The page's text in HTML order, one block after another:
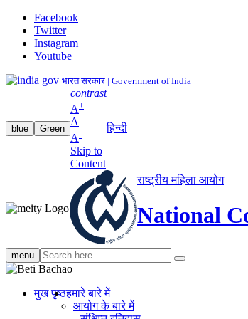
Facebook
Twitter
Instagram
Youtube
भारत सरकार | Government of India
blue Green
contrast
A+
A
A-
Skip to
Content
हिन्दी
राष्ट्रीय महिला आयोग
National
menu Search
search
मुख पृष्ठहमारे बारे में
आयोग के बारे में